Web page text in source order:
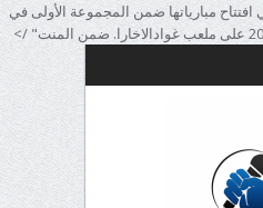
مبارياتها ضمن المجموعة الأولى في